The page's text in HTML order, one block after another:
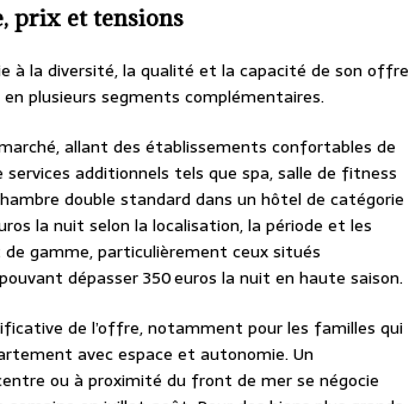
prix et tensions
à la diversité, la qualité et la capacité de son offre
en plusieurs segments complémentaires.
allant des établissements confortables de
additionnels tels que spa, salle de fitness
double standard dans un hôtel de catégorie
la nuit selon la localisation, la période et les
gamme, particulièrement ceux situés
dépasser 350 euros la nuit en haute saison.
de l’offre, notamment pour les familles qui
avec espace et autonomie. Un
ou à proximité du front de mer se négocie